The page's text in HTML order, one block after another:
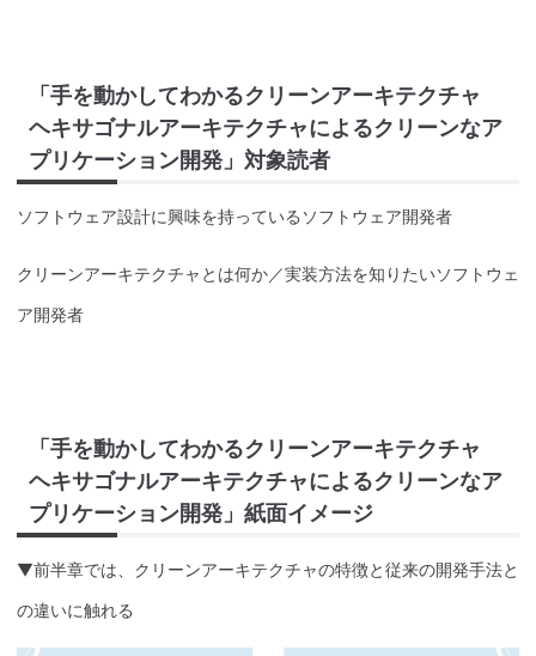
「手を動かしてわかるクリーンアーキテクチャ
ヘキサゴナルアーキテクチャによるクリーンなア
プリケーション開発」対象読者
ソフトウェア設計に興味を持っているソフトウェア開発者
クリーンアーキテクチャとは何か／実装方法を知りたいソフトウェ
ア開発者
「手を動かしてわかるクリーンアーキテクチャ
ヘキサゴナルアーキテクチャによるクリーンなア
プリケーション開発」紙面イメージ
▼前半章では、クリーンアーキテクチャの特徴と従来の開発手法と
の違いに触れる